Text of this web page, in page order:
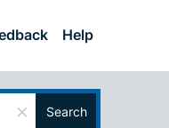
Help
× Search